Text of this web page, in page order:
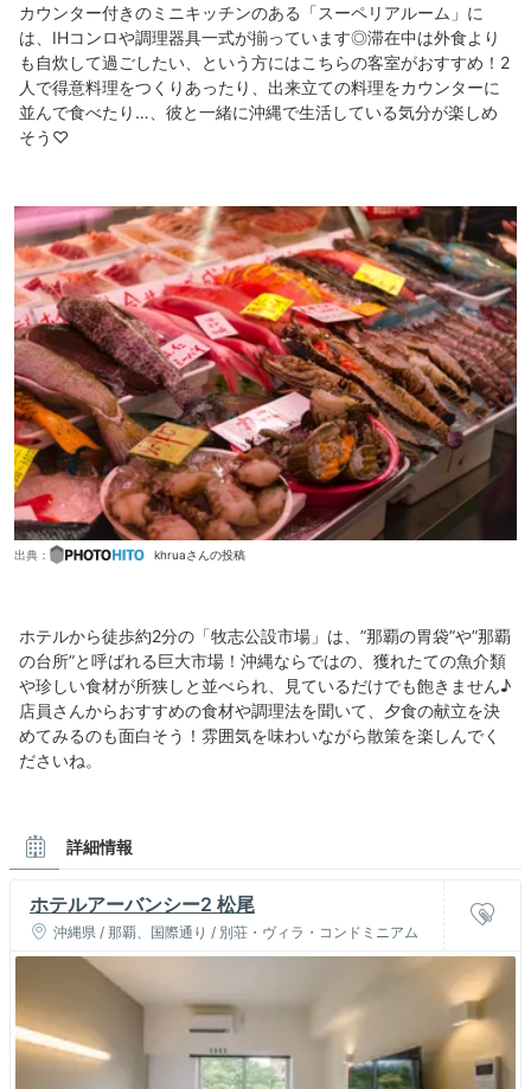
カウンター付きのミニキッチンのある「スーペリアルーム」に
は、IHコンロや調理器具一式が揃っています◎滞在中は外食より
も自炊して過ごしたい、という方にはこちらの客室がおすすめ！2
人で得意料理をつくりあったり、出来立ての料理をカウンターに
並んで食べたり…、彼と一緒に沖縄で生活している気分が楽しめ
そう♡
出典： khruaさんの投稿
ホテルから徒歩約2分の「牧志公設市場」は、”那覇の胃袋”や”那覇
の台所”と呼ばれる巨大市場！沖縄ならではの、獲れたての魚介類
や珍しい食材が所狭しと並べられ、見ているだけでも飽きません♪
店員さんからおすすめの食材や調理法を聞いて、夕食の献立を決
めてみるのも面白そう！雰囲気を味わいながら散策を楽しんでく
ださいね。
詳細情報
ホテルアーバンシー2 松尾
沖縄県 / 那覇、国際通り / 別荘・ヴィラ・コンドミニアム